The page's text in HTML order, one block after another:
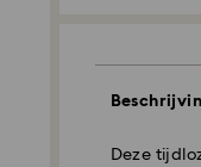
Deze
Standaard
zullen de